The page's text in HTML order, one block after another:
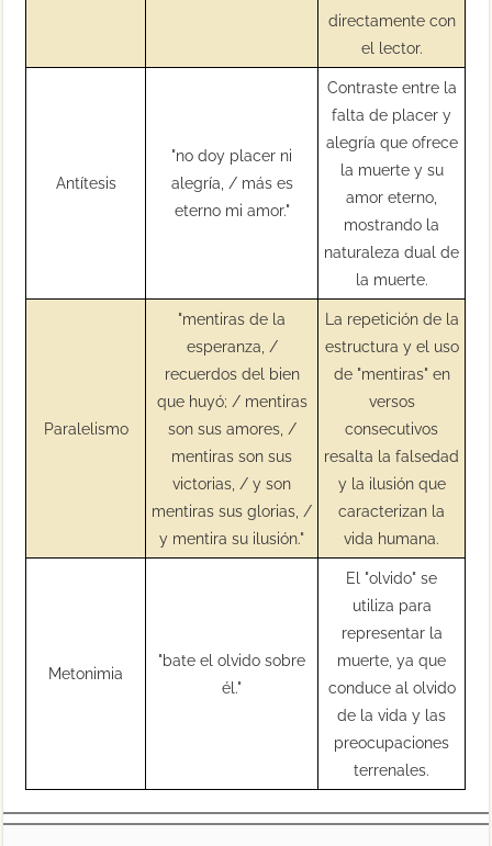
directamente con
el lector.
Antítesis
"no doy placer ni
alegría, / más es
eterno mi amor."
Contraste entre la
falta de placer y
alegría que ofrece
la muerte y su
amor eterno,
mostrando la
naturaleza dual de
la muerte.
Paralelismo
"mentiras de la
esperanza, /
recuerdos del bien
que huyó; / mentiras
son sus amores, /
mentiras son sus
victorias, / y son
mentiras sus glorias, /
y mentira su ilusión."
La repetición de la
estructura y el uso
de "mentiras" en
versos
consecutivos
resalta la falsedad
y la ilusión que
caracterizan la
vida humana.
Metonimia
"bate el olvido sobre
él."
El "olvido" se
utiliza para
representar la
muerte, ya que
conduce al olvido
de la vida y las
preocupaciones
terrenales.